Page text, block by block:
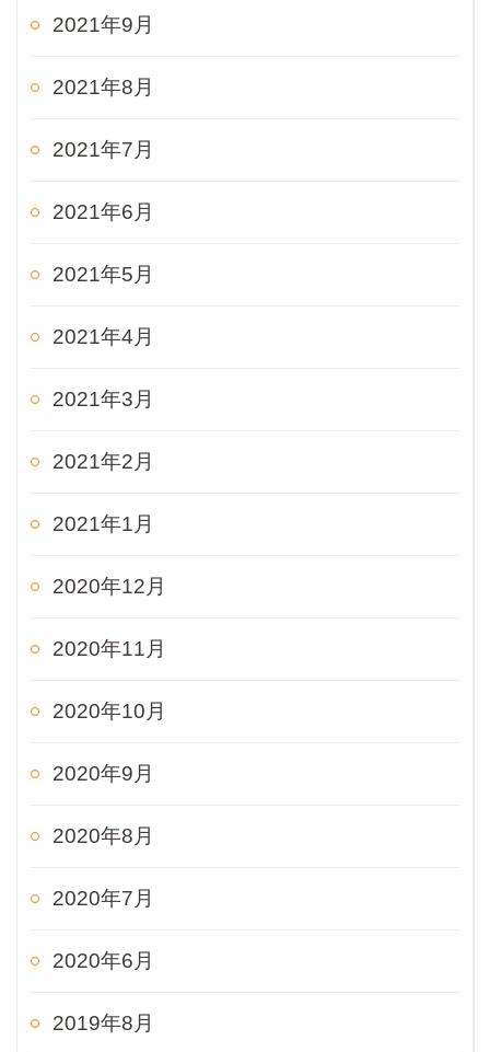
2021年9月
2021年8月
2021年7月
2021年6月
2021年5月
2021年4月
2021年3月
2021年2月
2021年1月
2020年12月
2020年11月
2020年10月
2020年9月
2020年8月
2020年7月
2020年6月
2019年8月